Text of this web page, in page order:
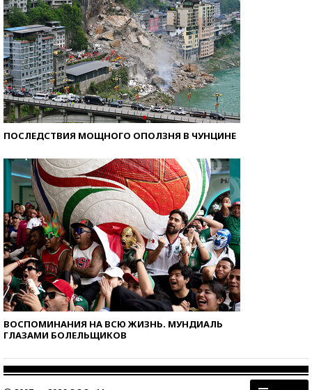
ПОСЛЕДСТВИЯ МОЩНОГО ОПОЛЗНЯ В ЧУНЦИНЕ
ВОСПОМИНАНИЯ НА ВСЮ ЖИЗНЬ. МУНДИАЛЬ
ГЛАЗАМИ БОЛЕЛЬЩИКОВ